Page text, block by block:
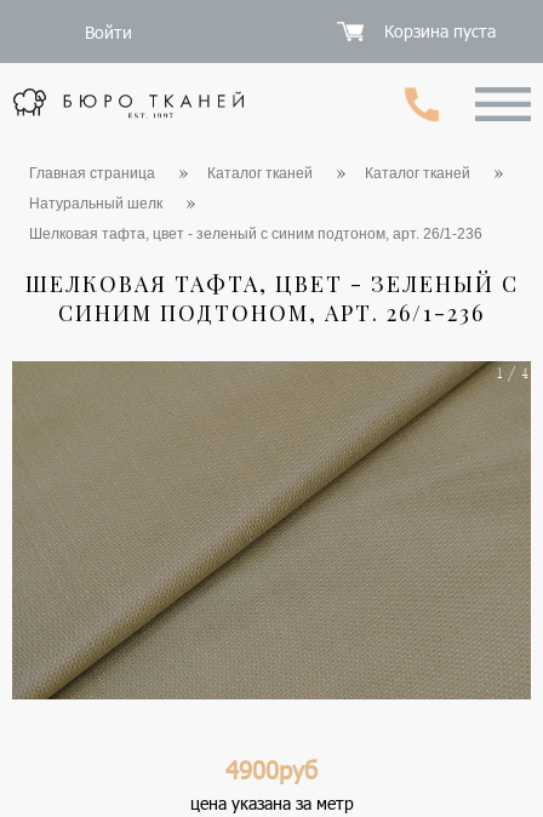
Войти Корзина пуста
Главная страница Каталог тканей
Каталог тканей
Натуральный шелк
Шелковая тафта, цвет - зеленый с синим подтоном, арт. 26/1-236
ШЕЛКОВАЯ ТАФТА, ЦВЕТ - ЗЕЛЕНЫЙ С
СИНИМ ПОДТОНОМ, АРТ. 26/1-236
1 / 4
4900руб
цена указана за метр